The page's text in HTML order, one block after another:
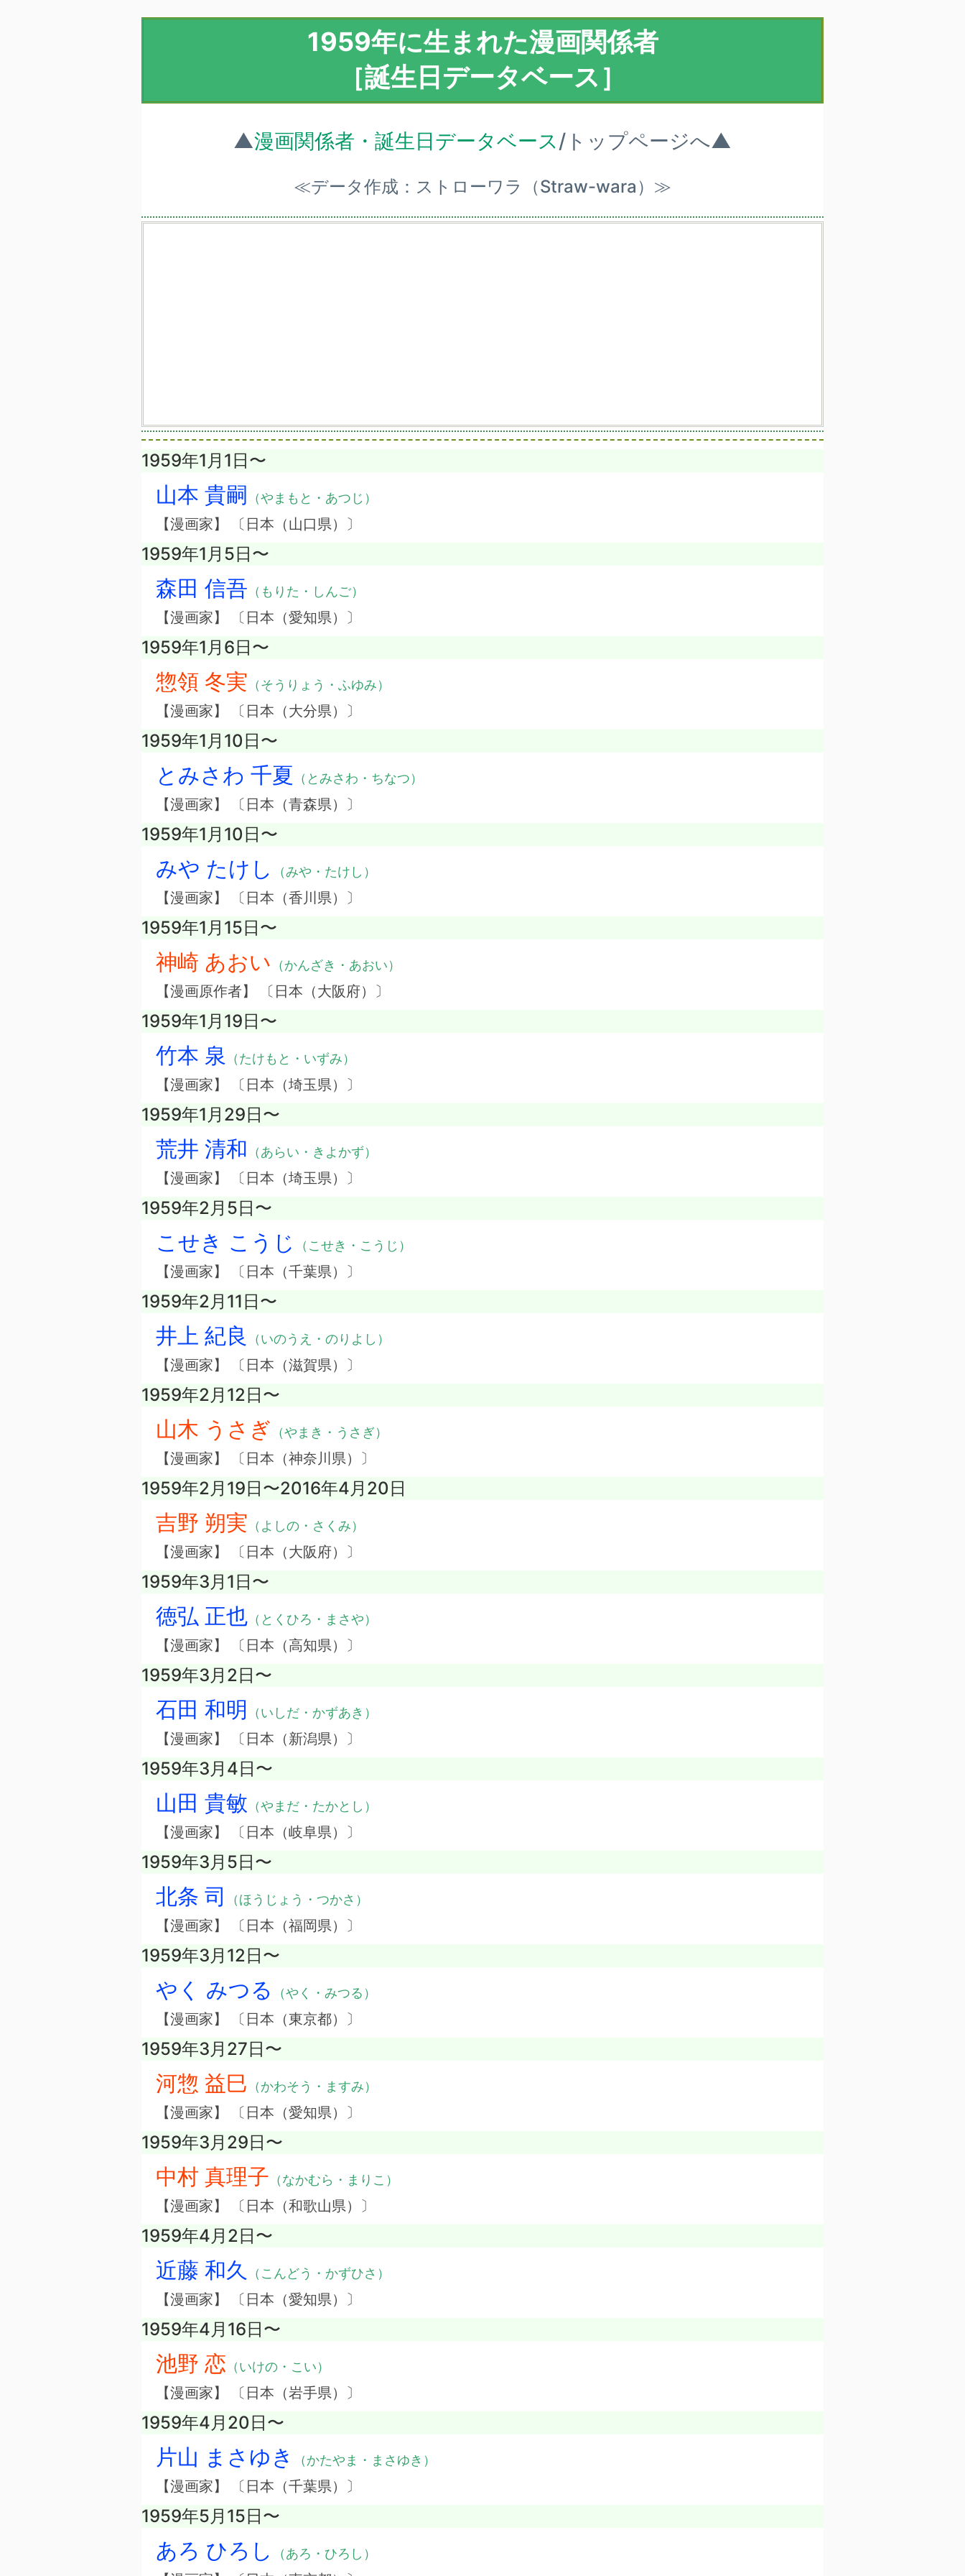
1959年に生まれた漫画関係者
［誕生日データベース］
▲漫画関係者・誕生日データベース/トップページへ▲
≪データ作成：ストローワラ（Straw-wara）≫
1959年1月1日〜
山本 貴嗣 （やまもと・あつじ）
【漫画家】 〔日本（山口県）〕
1959年1月5日〜
森田 信吾 （もりた・しんご）
【漫画家】 〔日本（愛知県）〕
1959年1月6日〜
惣領 冬実 （そうりょう・ふゆみ）
【漫画家】 〔日本（大分県）〕
1959年1月10日〜
とみさわ 千夏 （とみさわ・ちなつ）
【漫画家】 〔日本（青森県）〕
1959年1月10日〜
みや たけし （みや・たけし）
【漫画家】 〔日本（香川県）〕
1959年1月15日〜
神崎 あおい （かんざき・あおい）
【漫画原作者】 〔日本（大阪府）〕
1959年1月19日〜
竹本 泉 （たけもと・いずみ）
【漫画家】 〔日本（埼玉県）〕
1959年1月29日〜
荒井 清和 （あらい・きよかず）
【漫画家】 〔日本（埼玉県）〕
1959年2月5日〜
こせき こうじ （こせき・こうじ）
【漫画家】 〔日本（千葉県）〕
1959年2月11日〜
井上 紀良 （いのうえ・のりよし）
【漫画家】 〔日本（滋賀県）〕
1959年2月12日〜
山木 うさぎ （やまき・うさぎ）
【漫画家】 〔日本（神奈川県）〕
1959年2月19日〜2016年4月20日
吉野 朔実 （よしの・さくみ）
【漫画家】 〔日本（大阪府）〕
1959年3月1日〜
徳弘 正也 （とくひろ・まさや）
【漫画家】 〔日本（高知県）〕
1959年3月2日〜
石田 和明 （いしだ・かずあき）
【漫画家】 〔日本（新潟県）〕
1959年3月4日〜
山田 貴敏 （やまだ・たかとし）
【漫画家】 〔日本（岐阜県）〕
1959年3月5日〜
北条 司 （ほうじょう・つかさ）
【漫画家】 〔日本（福岡県）〕
1959年3月12日〜
やく みつる （やく・みつる）
【漫画家】 〔日本（東京都）〕
1959年3月27日〜
河惣 益巳 （かわそう・ますみ）
【漫画家】 〔日本（愛知県）〕
1959年3月29日〜
中村 真理子 （なかむら・まりこ）
【漫画家】 〔日本（和歌山県）〕
1959年4月2日〜
近藤 和久 （こんどう・かずひさ）
【漫画家】 〔日本（愛知県）〕
1959年4月16日〜
池野 恋 （いけの・こい）
【漫画家】 〔日本（岩手県）〕
1959年4月20日〜
片山 まさゆき （かたやま・まさゆき）
【漫画家】 〔日本（千葉県）〕
1959年5月15日〜
あろ ひろし （あろ・ひろし）